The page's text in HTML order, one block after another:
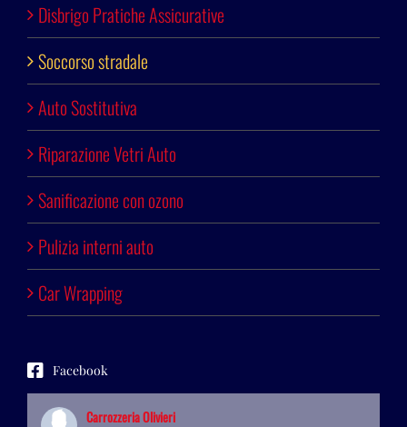
Disbrigo Pratiche Assicurative
Soccorso stradale
Auto Sostitutiva
Riparazione Vetri Auto
Sanificazione con ozono
Pulizia interni auto
Car Wrapping
Facebook
Carrozzeria Olivieri